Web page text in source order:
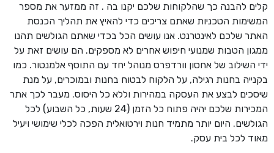
קלים להבנה כך שהלקוחות שלכם יקנו בה . זה ממזער את מספר
המשימות הטכניות שאתם צריכים כדי להאיץ את תהליך הכנסת
האתר שלכם לאינטרנט. אנו עושים הכל בכדי שאתם הגולשים תהנו
ממגון הטבות שמנועי חיפוש אחרים לא מספקים. הם עושים זאת על
ידי השילוב של אחסון וורדפרס מנוהל יחד עם התוסף אלמנטור. כמו
בקנייה בחנות רגילה, על הלקוח לבטוח בחנות ובמוכרים, על מנת
שיסכים לבצע את העסקה במהירות וללא כל היסוס. מעבר לכך אתר
המכירות שלכם יהיה פתוח כל הזמן (24 שעות, כל השבוע) לכל
הגולשים. היום יותר מתמיד חנות וירטואלית הפכה לכלי שימושי ויעיל
מאוד לכל בית עסק.